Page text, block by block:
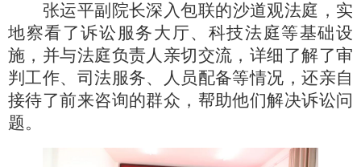
张运平副院长深入包联的沙道观法庭，实
地察看了诉讼服务大厅、科技法庭等基础设
施，并与法庭负责人亲切交流，详细了解了审
判工作、司法服务、人员配备等情况，还亲自
接待了前来咨询的群众，帮助他们解决诉讼问
题。